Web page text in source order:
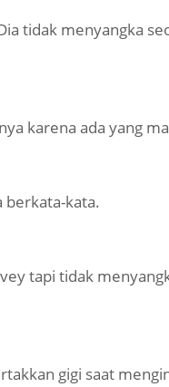
tidak menyangka
karena ada yang
berkata-kata.
tapi tidak
gigi saat